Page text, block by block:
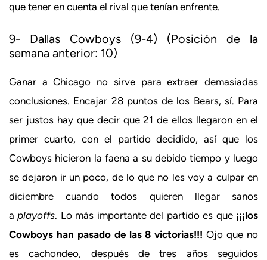
que tener en cuenta el rival que tenían enfrente.
9- Dallas Cowboys (9-4) (Posición de la
semana anterior: 10)
Ganar a Chicago no sirve para extraer demasiadas
conclusiones. Encajar 28 puntos de los Bears, sí. Para
ser justos hay que decir que 21 de ellos llegaron en el
primer cuarto, con el partido decidido, así que los
Cowboys hicieron la faena a su debido tiempo y luego
se dejaron ir un poco, de lo que no les voy a culpar en
diciembre cuando todos quieren llegar sanos
aplayoffs. Lo más importante del partido es que ¡¡¡los
Cowboys han pasado de las 8 victorias!!!Ojo que no
es cachondeo, después de tres años seguidos